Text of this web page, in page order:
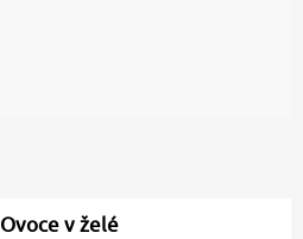
Ovoce v želé